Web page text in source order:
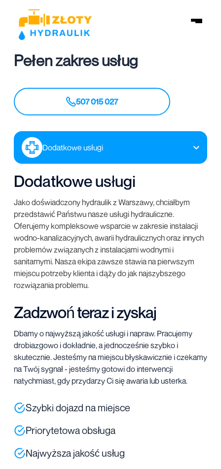
Pełen zakres usług
507 015 027
Dodatkowe usługi
Dodatkowe usługi
Jako doświadczony hydraulik z Warszawy, chciałbym
przedstawić Państwu nasze usługi hydrauliczne.
Oferujemy kompleksowe wsparcie w zakresie instalacji
wodno-kanalizacyjnych, awarii hydraulicznych oraz innych
problemów związanych z instalacjami wodnymi i
sanitarnymi. Nasza ekipa zawsze stawia na pierwszym
miejscu potrzeby klienta i dąży do jak najszybszego
rozwiązania problemu.
Zadzwoń teraz i zyskaj
Dbamy o najwyższą jakość usługi i napraw. Pracujemy
drobiazgowo i dokładnie, a jednocześnie szybko i
skutecznie. Jesteśmy na miejscu błyskawicznie i czekamy
na Twój sygnał - jesteśmy gotowi do interwencji
natychmiast, gdy przydarzy Ci się awaria lub usterka.
Szybki dojazd na miejsce
Priorytetowa obsługa
Najwyższa jakość usług